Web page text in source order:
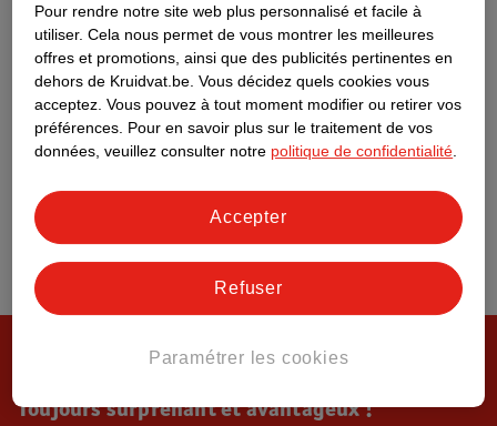
Toujours surprenant et avantageux !
Pour rendre notre site web plus personnalisé et facile à
utiliser. Cela nous permet de vous montrer les meilleures
offres et promotions, ainsi que des publicités pertinentes en
dehors de Kruidvat.be. Vous décidez quels cookies vous
acceptez. Vous pouvez à tout moment modifier ou retirer vos
préférences. Pour en savoir plus sur le traitement de vos
données, veuillez consulter notre politique de confidentialité
Paramétrer les cookies
Refuser
Accepter